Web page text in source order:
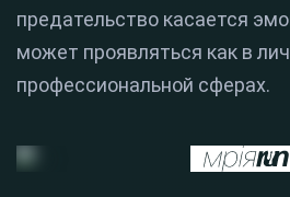
предательство касается
может проявляться как в
профессиональной сферах.